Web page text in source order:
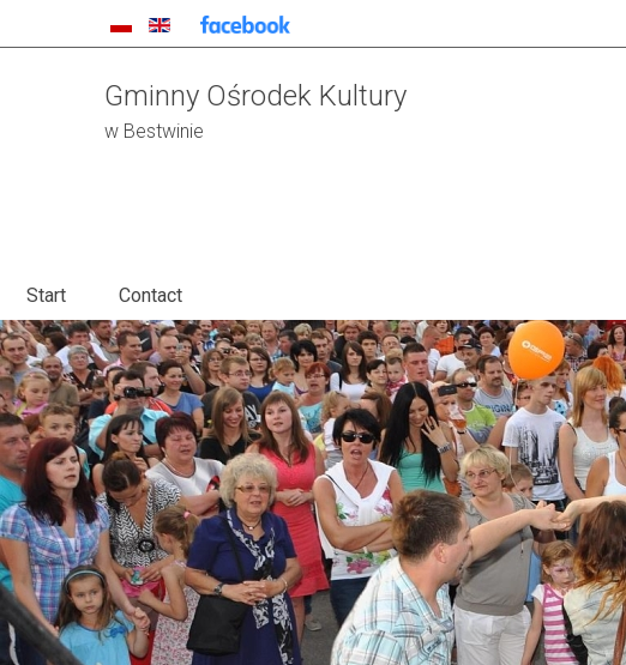
Gminny Ośrodek Kultury
w Bestwinie
Start Contact